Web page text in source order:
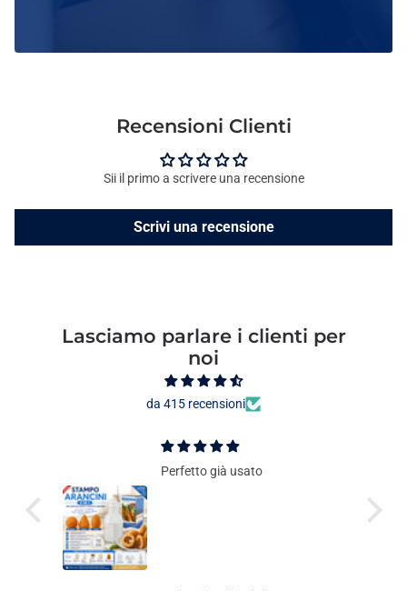
Recensioni Clienti
Sii il primo a scrivere una recensione
Scrivi una recensione
Lasciamo parlare i clienti per
noi
da 415 recensioni
Perfetto già usato